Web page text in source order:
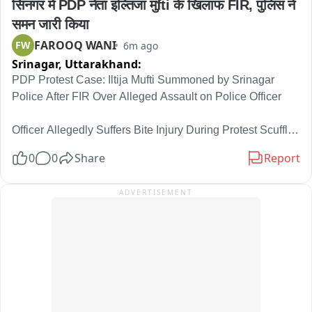
सिनगर में PDP नेता इल्तिजा मुfti के खिलाफ FIR, पुलिस ने
समन जारी किया
FW FAROOQ WANI 6m ago
Srinagar, Uttarakhand:
PDP Protest Case: Iltija Mufti Summoned by Srinagar
Police After FIR Over Alleged Assault on Police Officer
Officer Allegedly Suffers Bite Injury During Protest Scuffle;
People’s Democratic Party (PDP) leader Iltija Mufti after
0 0 Share Report
ADVERTISEMENT